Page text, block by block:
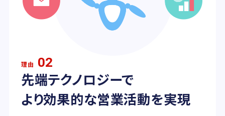
理由 02
先端テクノロジーで
より効果的な営業活動を実現